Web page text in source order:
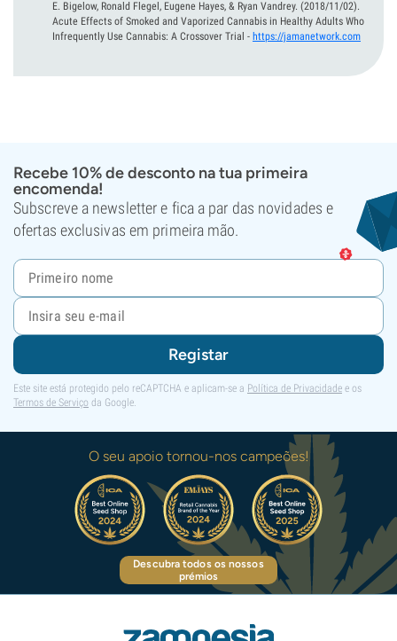
E. Bigelow, Ronald Flegel, Eugene Hayes, & Ryan Vandrey. (2018/11/02).
Acute Effects of Smoked and Vaporized Cannabis in Healthy Adults Who
Infrequently Use Cannabis: A Crossover Trial - https://jamanetwork.com
Recebe 10% de desconto na tua primeira
encomenda!
Subscreve a newsletter e fica a par das novidades e
ofertas exclusivas em primeira mão.
Registar
Este site está protegido pelo reCAPTCHA e aplicam-se a Política de Privacidade e os
Termos de Serviço da Google.
O seu apoio tornou-nos campeões!
Descubra todos os nossos
prémios